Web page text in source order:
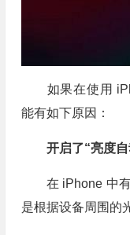
如果在使用
能有如下原因：
开启了“亮度
在 iPhone 中
是根据设备周围的